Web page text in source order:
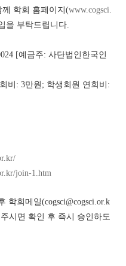
학회 홈페이지(www.cogsci.
을 부탁드립니다.
[예금주: 사단법인한국인
비: 3만원; 학생회원 연회비:
join-1.htm
학회메일(cogsci@cogsci.or.k
시면 확인 후 즉시 승인하도